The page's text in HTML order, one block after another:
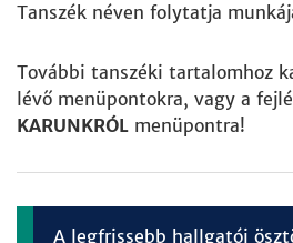
Tanszék néven folytatja
További tanszéki tartalomhoz
lévő menüpontokra, vagy a
KARUNKRÓL menüpontra!
A legfrissebb hallgatói